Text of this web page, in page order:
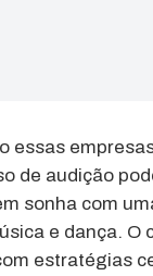
essas
de audição
sonha com
e dança. O
estratégias